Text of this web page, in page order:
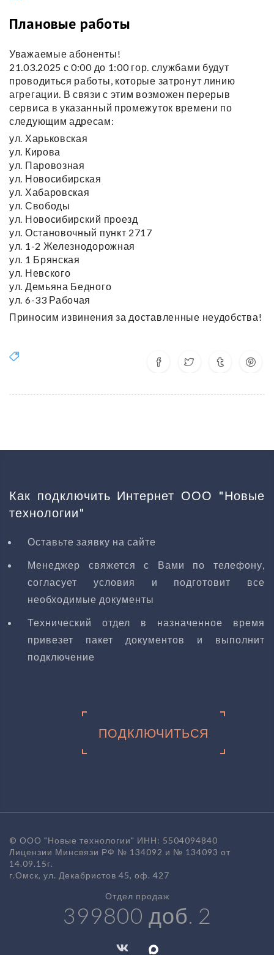
Плановые работы
Уважаемые абоненты!
21.03.2025 с 0:00 до 1:00 гор. службами будут
проводиться работы, которые затронут линию
агрегации. В связи с этим возможен перерыв
сервиса в указанный промежуток времени по
следующим адресам:
ул. Харьковская
ул. Кирова
ул. Паровозная
ул. Новосибирская
ул. Хабаровская
ул. Свободы
ул. Новосибирский проезд
ул. Остановочный пункт 2717
ул. 1-2 Железнодорожная
ул. 1 Брянская
ул. Невского
ул. Демьяна Бедного
ул. 6-33 Рабочая
Приносим извинения за доставленные неудобства!
Как подключить Интернет ООО "Новые
технологии"
Оставьте заявку на сайте
Менеджер свяжется с Вами по телефону,
согласует условия и подготовит все
необходимые документы
Технический отдел в назначенное время
привезет пакет документов и выполнит
подключение
ПОДКЛЮЧИТЬСЯ
© ООО "Новые технологии" ИНН: 5504094840
Лицензии Минсвязи РФ № 134092 и № 134093 от
14.09.15г.
г.Омск, ул. Декабристов 45, оф. 427
Отдел продаж
399800 доб. 2